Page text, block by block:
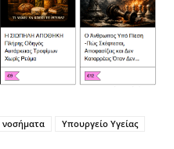
νοσήματα Υπουργείο Υγείας